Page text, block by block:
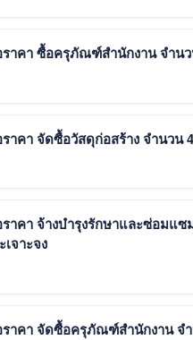
าคา ซื้อครุภัณฑ์สำนักงาน จำนว
าคา จัดซื้อวัสดุก่อสร้าง จำนวน
าคา จ้างบำรุงรักษาและซ่อมแ
จาะจง
าคา จัดซื้อครุภัณฑ์สำนักงาน จำ